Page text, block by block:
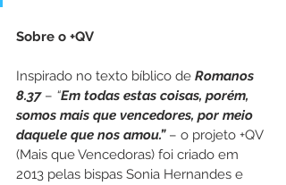
Sobre o +QV
Inspirado no texto bíblico de Romanos
8.37 – “Em todas estas coisas, porém,
somos mais que vencedores, por meio
daquele que nos amou.” – o projeto +QV
(Mais que Vencedoras) foi criado em
2013 pelas bispas Sonia Hernandes e